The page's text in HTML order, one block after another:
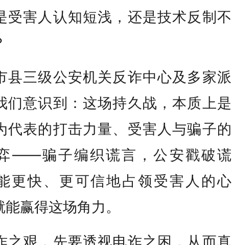
受害人认知短浅，还是技术反制不
县三级公安机关反诈中心及多家派
们意识到：这场持久战，本质上是
代表的打击力量、受害人与骗子的
——骗子编织谎言，公安戳破谎
更快、更可信地占领受害人的心
赢得这场角力。
之艰，先要透视电诈之困，从而真